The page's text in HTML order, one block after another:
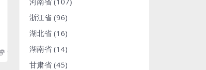
1.98
浙江省 (96)
湖北省 (16)
湖南省 (14)
甘肃省 (45)